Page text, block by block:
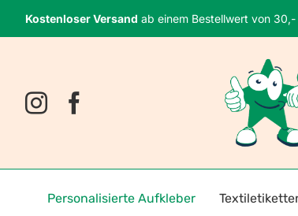
Inhalt
springen
Kostenloser Versand ab einem Bestellwert von 30,-
Personalisierte Aufkleber